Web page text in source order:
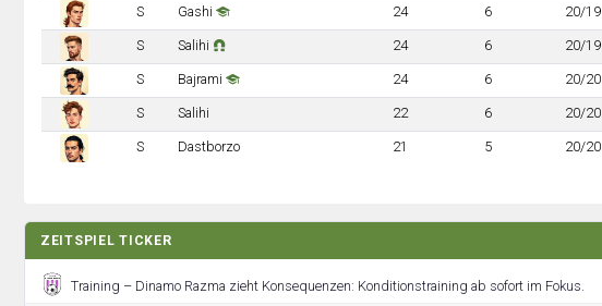
S Gashi 24 6 20/19
S Salihi 24 6 20/19
S Bajrami 24 6 20/20
S Salihi 22 6 20/20
S Dastborzo 21 5 20/20
ZEITSPIEL TICKER
Training – Dinamo Razma zieht Konsequenzen: Konditionstraining ab sofort im Fokus.